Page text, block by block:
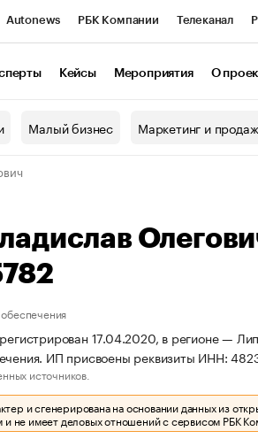
Autonews РБК Компании Телеканал
Кейсы Мероприятия О
Малый бизнес Маркетинг и
17.04.2020, в регионе —
ИП присвоены реквизиты ИНН:
источников.
и сгенерирована на основании данных из
и не имеет деловых отношений с сервисом РБК